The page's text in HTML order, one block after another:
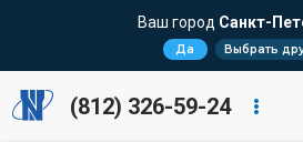
Ваш город Санкт-
Да Выбрать
(812) 326-59-24